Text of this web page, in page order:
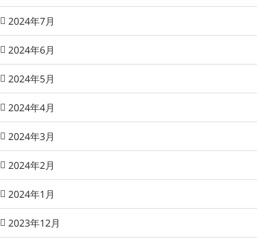
2024年7月
2024年6月
2024年5月
2024年4月
2024年3月
2024年2月
2024年1月
2023年12月